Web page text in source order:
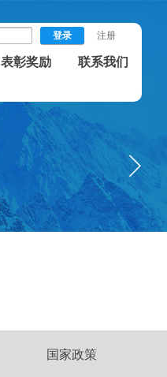
表彰奖励 联系我们
登录 注册
国家政策